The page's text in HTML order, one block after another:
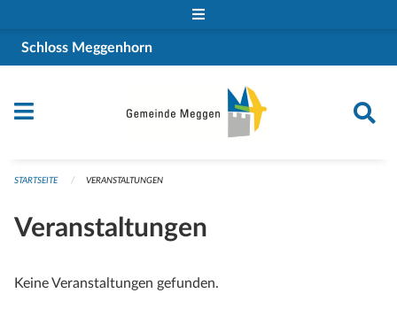
Schloss Meggenhorn
STARTSEITE VERANSTALTUNGEN
Veranstaltungen
Keine Veranstaltungen gefunden.